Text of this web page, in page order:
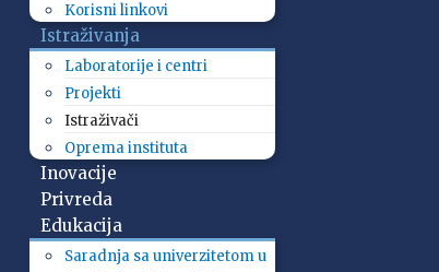
Korisni linkovi
Istraživanja
Laboratorije i centri
Projekti
Istraživači
Oprema instituta
Inovacije
Privreda
Edukacija
Saradnja sa univerzitetom u